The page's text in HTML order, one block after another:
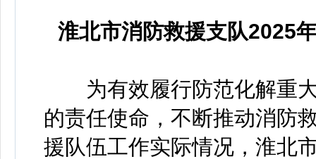
淮北市消防救援支队2025
为有效履行防范化解重大
的责任使命，不断推动消防
援队伍工作实际情况，淮北